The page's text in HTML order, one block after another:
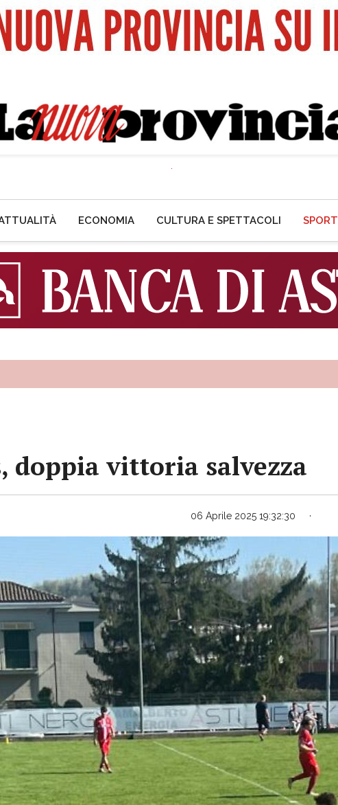
ECONOMIA CULTURA E SPETTACOLI SPORT
doppia vittoria salvezza
06 Aprile 2025 19:32:30